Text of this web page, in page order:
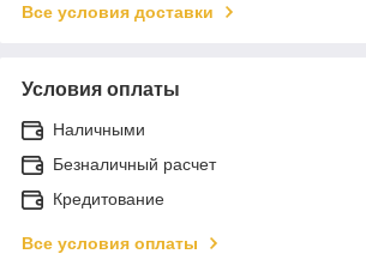
Все условия доставки
Условия оплаты
Наличными
Безналичный расчет
Кредитование
Все условия оплаты